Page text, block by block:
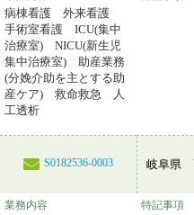
病棟看護 外来看護
手術室看護 ICU(集中
治療室) NICU(新生児
集中治療室) 助産業務
(分娩介助を主とする助
産ケア) 救命救急 人
工透析
S0182536-0003 岐阜県
業務内容 特記事項